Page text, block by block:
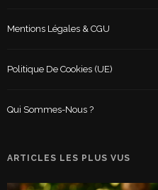
Mentions Légales & CGU
Politique De Cookies (UE)
Qui Sommes-Nous ?
ARTICLES LES PLUS VUS